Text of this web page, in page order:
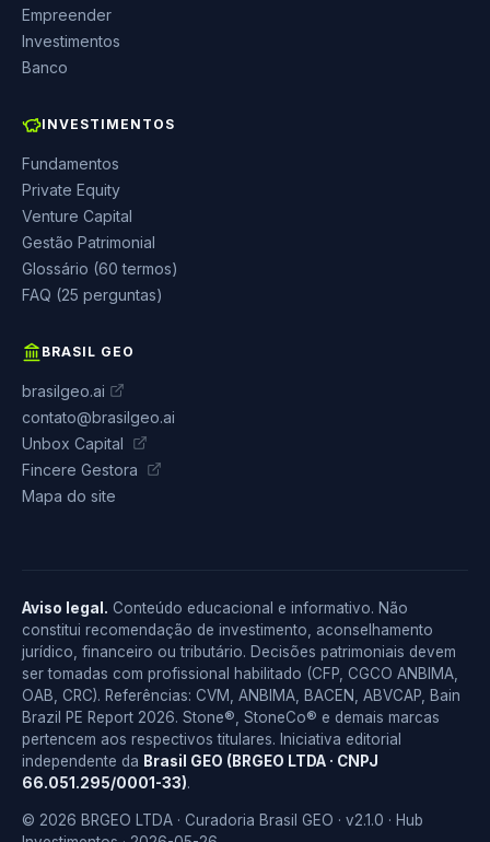
Empreender
Investimentos
Banco
INVESTIMENTOS
Fundamentos
Private Equity
Venture Capital
Gestão Patrimonial
Glossário (60 termos)
FAQ (25 perguntas)
BRASIL GEO
brasilgeo.ai
contato@brasilgeo.ai
Unbox Capital
Fincere Gestora
Mapa do site
Aviso legal. Conteúdo educacional e informativo. Não
constitui recomendação de investimento, aconselhamento
jurídico, financeiro ou tributário. Decisões patrimoniais devem
ser tomadas com profissional habilitado (CFP, CGCO ANBIMA,
OAB, CRC). Referências: CVM, ANBIMA, BACEN, ABVCAP, Bain
Brazil PE Report 2026. Stone®, StoneCo® e demais marcas
pertencem aos respectivos titulares. Iniciativa editorial
independente da Brasil GEO (BRGEO LTDA · CNPJ
66.051.295/0001-33).
© 2026 BRGEO LTDA · Curadoria Brasil GEO · v2.1.0 · Hub